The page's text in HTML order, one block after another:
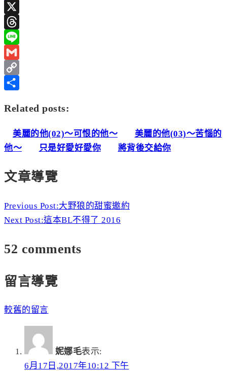
Facebook
X
Threads
Line
Gmail
Copy
享
Related posts:
美麗的他(02)～可恨的他～
美麗的他(03)～苦惱的
他～
只是好愛好愛你 將背後交給你
文章導覽
Previous Post:大野狼的甜蜜邀約
Next Post:這本BL不得了 2016
52 comments
留言導覽
較舊的留言
妮娜毛表示:
6月17日,2017年10:12 下午